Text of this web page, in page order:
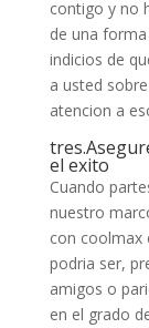
contigo y no
de una
indicios de
a usted
atencion a
el exito
Cuando
nuestro
con coolmax
podri­a ser,
amigos o
en el grado